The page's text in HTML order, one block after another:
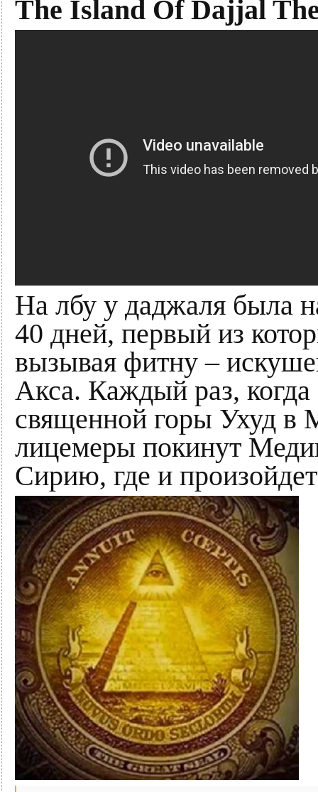
The Island Of Dajjal
На лбу у даджаля была
40 дней, первый из
вызывая фитну –
Акса. Каждый раз, когда
священной горы Ухуд в
лицемеры покинут
Сирию, где и